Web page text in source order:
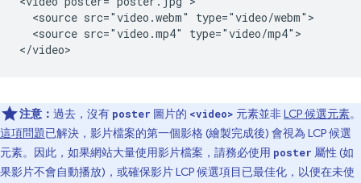
  <source src="video.webm" type="video/webm">
  <source src="video.mp4" type="video/mp4">
注意： 過去，沒有 poster 圖片的 <video> 元素並非LCP 候選元素。
這項問題已解決，影片檔案的第一個影格 (繪製完成後) 會視為 LCP 候選
元素。因此，如果網站大量使用影片檔案，請務必使用 poster 屬性 (如
果影片不會自動播放)，或確保影片 LCP 候選項目已最佳化，以便在未使